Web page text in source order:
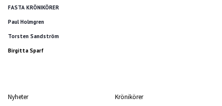
FASTA KRÖNIKÖRER
Paul Holmgren
Torsten Sandström
Birgitta Sparf
Nyheter
Krönikörer